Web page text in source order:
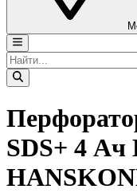
SDS+ 4 Ач